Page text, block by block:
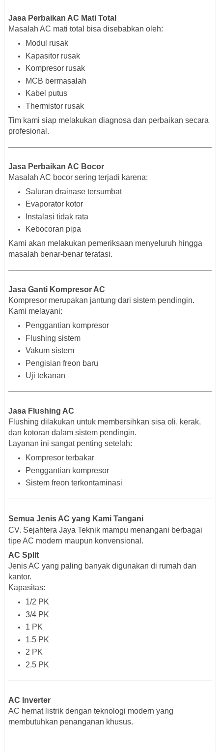
Jasa Perbaikan AC Mati Total
Masalah AC mati total bisa disebabkan oleh:
Modul rusak
Kapasitor rusak
Kompresor rusak
MCB bermasalah
Kabel putus
Thermistor rusak
Tim kami siap melakukan diagnosa dan perbaikan secara
profesional.
Jasa Perbaikan AC Bocor
Masalah AC bocor sering terjadi karena:
Saluran drainase tersumbat
Evaporator kotor
Instalasi tidak rata
Kebocoran pipa
Kami akan melakukan pemeriksaan menyeluruh hingga
masalah benar-benar teratasi.
Jasa Ganti Kompresor AC
Kompresor merupakan jantung dari sistem pendingin.
Kami melayani:
Penggantian kompresor
Flushing sistem
Vakum sistem
Pengisian freon baru
Uji tekanan
Jasa Flushing AC
Flushing dilakukan untuk membersihkan sisa oli, kerak,
dan kotoran dalam sistem pendingin.
Layanan ini sangat penting setelah:
Kompresor terbakar
Penggantian kompresor
Sistem freon terkontaminasi
Semua Jenis AC yang Kami Tangani
CV. Sejahtera Jaya Teknik mampu menangani berbagai
tipe AC modern maupun konvensional.
AC Split
Jenis AC yang paling banyak digunakan di rumah dan
kantor.
Kapasitas:
1/2 PK
3/4 PK
1 PK
1.5 PK
2 PK
2.5 PK
AC Inverter
AC hemat listrik dengan teknologi modern yang
membutuhkan penanganan khusus.